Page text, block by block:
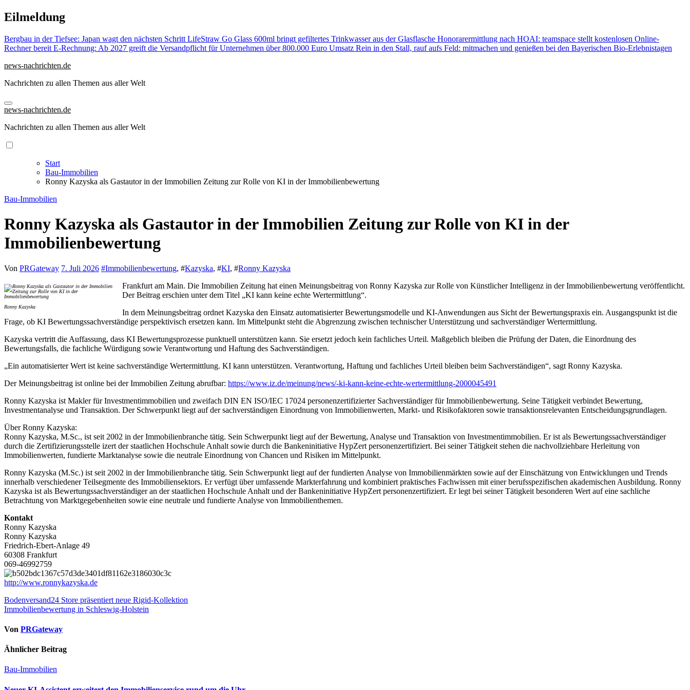
Zu
Inhalten
Eilmeldung
Bergbau in der Tiefsee: Japan wagt den nächsten Schritt LifeStraw Go Glass 600ml bringt gefiltertes Trinkwasser aus der Glasflasche Honorarermittlung nach HOAI: teamspace stellt kostenlosen Online-
Rechner bereit E-Rechnung: Ab 2027 greift die Versandpflicht für Unternehmen über 800.000 Euro Umsatz Rein in den Stall, rauf aufs Feld: mitmachen und genießen bei den Bayerischen Bio-Erlebnistagen
news-nachrichten.de
Nachrichten zu allen Themen aus aller Welt
news-nachrichten.de
Nachrichten zu allen Themen aus aller Welt
Start
Bau-Immobilien
Ronny Kazyska als Gastautor in der Immobilien Zeitung zur Rolle von KI in der Immobilienbewertung
Bau-Immobilien
Ronny Kazyska als Gastautor in der Immobilien Zeitung zur Rolle von KI in der
Immobilienbewertung
Von PRGateway 7. Juli 2026 #Immobilienbewertung, #Kazyska, #KI, #Ronny Kazyska
Ronny Kazyska
Frankfurt am Main. Die Immobilien Zeitung hat einen Meinungsbeitrag von Ronny Kazyska zur Rolle von Künstlicher Intelligenz in der Immobilienbewertung veröffentlicht.
Der Beitrag erschien unter dem Titel „KI kann keine echte Wertermittlung“.
In dem Meinungsbeitrag ordnet Kazyska den Einsatz automatisierter Bewertungsmodelle und KI-Anwendungen aus Sicht der Bewertungspraxis ein. Ausgangspunkt ist die
Frage, ob KI Bewertungssachverständige perspektivisch ersetzen kann. Im Mittelpunkt steht die Abgrenzung zwischen technischer Unterstützung und sachverständiger Wertermittlung.
Kazyska vertritt die Auffassung, dass KI Bewertungsprozesse punktuell unterstützen kann. Sie ersetzt jedoch kein fachliches Urteil. Maßgeblich bleiben die Prüfung der Daten, die Einordnung des
Bewertungsfalls, die fachliche Würdigung sowie Verantwortung und Haftung des Sachverständigen.
„Ein automatisierter Wert ist keine sachverständige Wertermittlung. KI kann unterstützen. Verantwortung, Haftung und fachliches Urteil bleiben beim Sachverständigen“, sagt Ronny Kazyska.
Der Meinungsbeitrag ist online bei der Immobilien Zeitung abrufbar: https://www.iz.de/meinung/news/-ki-kann-keine-echte-wertermittlung-2000045491
Ronny Kazyska ist Makler für Investmentimmobilien und zweifach DIN EN ISO/IEC 17024 personenzertifizierter Sachverständiger für Immobilienbewertung. Seine Tätigkeit verbindet Bewertung,
Investmentanalyse und Transaktion. Der Schwerpunkt liegt auf der sachverständigen Einordnung von Immobilienwerten, Markt- und Risikofaktoren sowie transaktionsrelevanten Entscheidungsgrundlagen.
Über Ronny Kazyska:
Ronny Kazyska, M.Sc., ist seit 2002 in der Immobilienbranche tätig. Sein Schwerpunkt liegt auf der Bewertung, Analyse und Transaktion von Investmentimmobilien. Er ist als Bewertungssachverständiger
durch die Zertifizierungsstelle izert der staatlichen Hochschule Anhalt sowie durch die Bankeninitiative HypZert personenzertifiziert. Bei seiner Tätigkeit stehen die nachvollziehbare Herleitung von
Immobilienwerten, fundierte Marktanalyse sowie die neutrale Einordnung von Chancen und Risiken im Mittelpunkt.
Ronny Kazyska (M.Sc.) ist seit 2002 in der Immobilienbranche tätig. Sein Schwerpunkt liegt auf der fundierten Analyse von Immobilienmärkten sowie auf der Einschätzung von Entwicklungen und Trends
innerhalb verschiedener Teilsegmente des Immobiliensektors. Er verfügt über umfassende Markterfahrung und kombiniert praktisches Fachwissen mit einer berufsspezifischen akademischen Ausbildung. Ronny
Kazyska ist als Bewertungssachverständiger an der staatlichen Hochschule Anhalt und der Bankeninitiative HypZert personenzertifiziert. Er legt bei seiner Tätigkeit besonderen Wert auf eine sachliche
Betrachtung von Marktgegebenheiten sowie eine neutrale und fundierte Analyse von Immobilienthemen.
Kontakt
Ronny Kazyska
Ronny Kazyska
Friedrich-Ebert-Anlage 49
60308 Frankfurt
069-46992759
http://www.ronnykazyska.de
Beitragsnavigation
Bodenversand24 Store präsentiert neue Rigid-Kollektion
Immobilienbewertung in Schleswig-Holstein
Von PRGateway
Ähnlicher Beitrag
Bau-Immobilien